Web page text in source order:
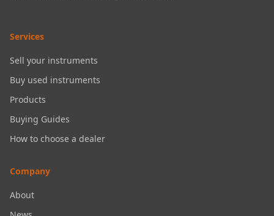
Services
Sell your instruments
Buy used instruments
Products
Buying Guides
How to choose a dealer
Company
About